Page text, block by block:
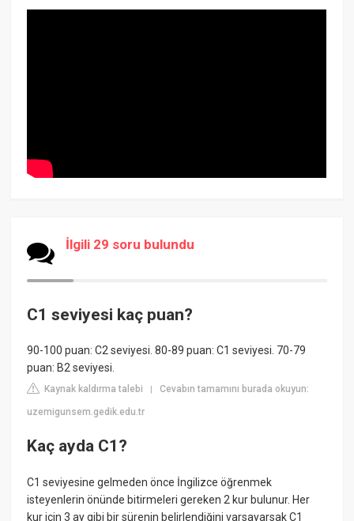
İlgili 29 soru bulundu
C1 seviyesi kaç puan?
90-100 puan: C2 seviyesi. 80-89 puan: C1 seviyesi. 70-79
puan: B2 seviyesi.
Kaynak kaldırma talebi |Cevabın tamamını burada okuyun:
uzemigunsem.gedik.edu.tr
Kaç ayda C1?
C1 seviyesine gelmeden önce İngilizce öğrenmek
isteyenlerin önünde bitirmeleri gereken 2 kur bulunur. Her
kur için 3 ay gibi bir sürenin belirlendiğini varsayarsak C1